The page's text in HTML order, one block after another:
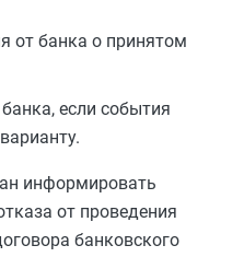
от банка о принятом
если события
информировать
от проведения
банковского